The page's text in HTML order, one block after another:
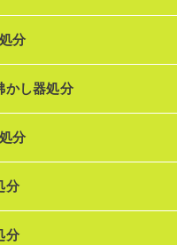
分
かし器処分
分
分
分